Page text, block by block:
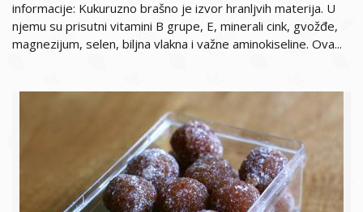
informacije: Kukuruzno brašno je izvor hranljvih materija. U
njemu su prisutni vitamini B grupe, E, minerali cink, gvožđe,
magnezijum, selen, biljna vlakna i važne aminokiseline. Ova...